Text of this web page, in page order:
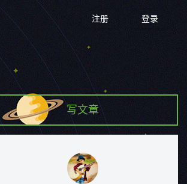
登录
注册
写文章